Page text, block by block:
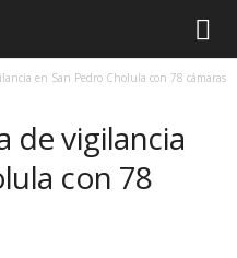
en San Pedro Cholula con 78 cámaras
de vigilancia
con 78